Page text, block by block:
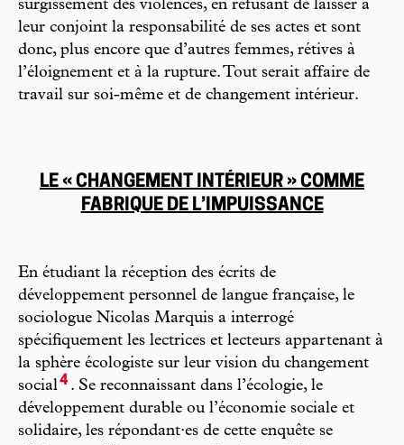
surgissement des violences, en refusant de laisser à
leur conjoint la responsabilité de ses actes et sont
donc, plus encore que d’autres femmes, rétives à
l’éloignement et à la rupture. Tout serait affaire de
travail sur soi-même et de changement intérieur.
LE « CHANGEMENT INTÉRIEUR » COMME
FABRIQUE DE L’IMPUISSANCE
En étudiant la réception des écrits de
développement personnel de langue française, le
sociologue Nicolas Marquis a interrogé
spécifiquement les lectrices et lecteurs appartenant à
la sphère écologiste sur leur vision du changement
social4. Se reconnaissant dans l’écologie, le
développement durable ou l’économie sociale et
solidaire, les répondant·es de cette enquête se